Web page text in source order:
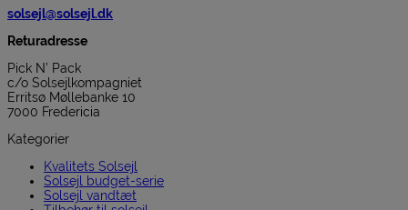
solsejl@solsejl.dk
Returadresse
Pick N’ Pack
c/o Solsejlkompagniet
Erritsø Møllebanke 10
7000 Fredericia
Kategorier
Kvalitets Solsejl
Solsejl budget-serie
Solsejl vandtæt